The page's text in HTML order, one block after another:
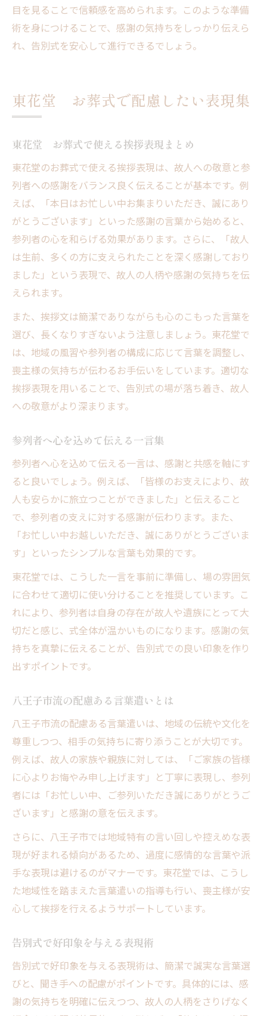
目を見ることで信頼感を高められます。このような準備
術を身につけることで、感謝の気持ちをしっかり伝えら
れ、告別式を安心して進行できるでしょう。
東花堂 お葬式で配慮したい表現集
東花堂 お葬式で使える挨拶表現まとめ
東花堂のお葬式で使える挨拶表現は、故人への敬意と参
列者への感謝をバランス良く伝えることが基本です。例
えば、「本日はお忙しい中お集まりいただき、誠にあり
がとうございます」といった感謝の言葉から始めると、
参列者の心を和らげる効果があります。さらに、「故人
は生前、多くの方に支えられたことを深く感謝しており
ました」という表現で、故人の人柄や感謝の気持ちを伝
えられます。
また、挨拶文は簡潔でありながらも心のこもった言葉を
選び、長くなりすぎないよう注意しましょう。東花堂で
は、地域の風習や参列者の構成に応じて言葉を調整し、
喪主様の気持ちが伝わるお手伝いをしています。適切な
挨拶表現を用いることで、告別式の場が落ち着き、故人
への敬意がより深まります。
参列者へ心を込めて伝える一言集
参列者へ心を込めて伝える一言は、感謝と共感を軸にす
ると良いでしょう。例えば、「皆様のお支えにより、故
人も安らかに旅立つことができました」と伝えること
で、参列者の支えに対する感謝が伝わります。また、
「お忙しい中お越しいただき、誠にありがとうございま
す」といったシンプルな言葉も効果的です。
東花堂では、こうした一言を事前に準備し、場の雰囲気
に合わせて適切に使い分けることを推奨しています。こ
れにより、参列者は自身の存在が故人や遺族にとって大
切だと感じ、式全体が温かいものになります。感謝の気
持ちを真摯に伝えることが、告別式での良い印象を作り
出すポイントです。
八王子市流の配慮ある言葉遣いとは
八王子市流の配慮ある言葉遣いは、地域の伝統や文化を
尊重しつつ、相手の気持ちに寄り添うことが大切です。
例えば、故人の家族や親族に対しては、「ご家族の皆様
に心よりお悔やみ申し上げます」と丁寧に表現し、参列
者には「お忙しい中、ご参列いただき誠にありがとうご
ざいます」と感謝の意を伝えます。
さらに、八王子市では地域特有の言い回しや控えめな表
現が好まれる傾向があるため、過度に感情的な言葉や派
手な表現は避けるのがマナーです。東花堂では、こうし
た地域性を踏まえた言葉遣いの指導も行い、喪主様が安
心して挨拶を行えるようサポートしています。
告別式で好印象を与える表現術
告別式で好印象を与える表現術は、簡潔で誠実な言葉選
びと、聞き手への配慮がポイントです。具体的には、感
謝の気持ちを明確に伝えつつ、故人の人柄をさりげなく